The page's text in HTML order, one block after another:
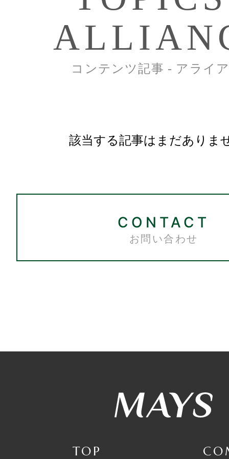
コンテンツ記事 - アライ
該当する記事はまだありま
CONTACT
お問い合わせ
TOP